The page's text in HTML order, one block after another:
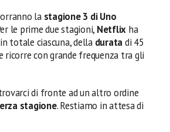
la stagione 3 di Uno
le prime due stagioni, Netflix ha
in totale ciascuna, della duratadi 45
ricorre con grande frequenza tra gli
di fronte ad un altro ordine
stagione. Restiamo in attesa di